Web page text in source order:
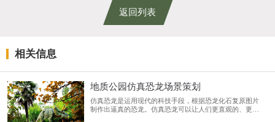
返回列表
相关信息
地质公园仿真恐龙场景策划
仿真恐龙是运用现代的科技手段，根据恐龙化石复原图片
制作出逼真的恐龙。仿真恐龙可以让人们更直观的、更形